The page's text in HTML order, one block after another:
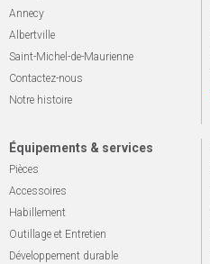
Annecy
Albertville
Saint-Michel-de-Maurienne
Contactez-nous
Notre histoire
Équipements & services
Pièces
Accessoires
Habillement
Outillage et Entretien
Développement durable